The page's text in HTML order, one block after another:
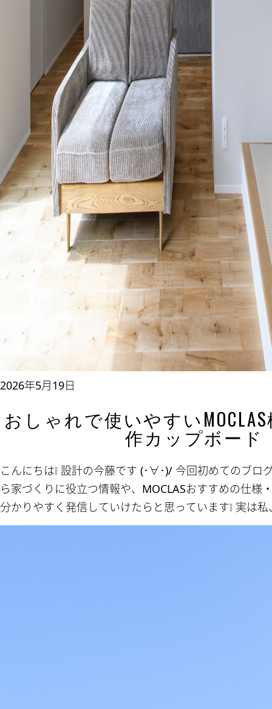
2026年5月19日
おしゃれで使いやすい
作カップボード
こんにちは❕ 設計の今藤です (･∀･)/ 今回初めてのブロ
ら家づくりに役立つ情報や、MOCLASおすすめの仕様
分かりやすく発信していけたらと思っています❕ 実は